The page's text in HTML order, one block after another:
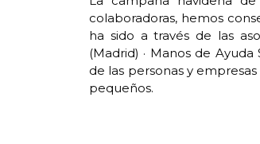
colaboradoras, hemos
ha sido a través de las
(Madrid) · Manos de
de las personas y
pequeños.